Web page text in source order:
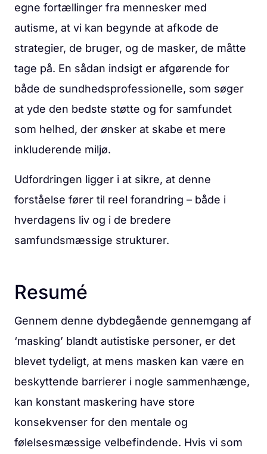
egne fortællinger fra mennesker med
autisme, at vi kan begynde at afkode de
strategier, de bruger, og de masker, de måtte
tage på. En sådan indsigt er afgørende for
både de sundhedsprofessionelle, som søger
at yde den bedste støtte og for samfundet
som helhed, der ønsker at skabe et mere
inkluderende miljø.
Udfordringen ligger i at sikre, at denne
forståelse fører til reel forandring – både i
hverdagens liv og i de bredere
samfundsmæssige strukturer.
Resumé
Gennem denne dybdegående gennemgang af
‘masking’ blandt autistiske personer, er det
blevet tydeligt, at mens masken kan være en
beskyttende barrierer i nogle sammenhænge,
kan konstant maskering have store
konsekvenser for den mentale og
følelsesmæssige velbefindende. Hvis vi som